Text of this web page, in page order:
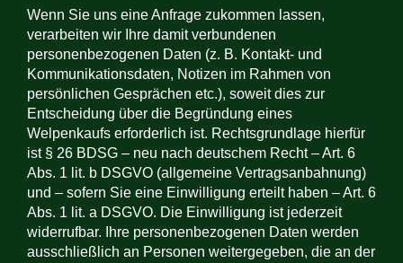
Wenn Sie uns eine Anfrage zukommen lassen,
verarbeiten wir Ihre damit verbundenen
personenbezogenen Daten (z. B. Kontakt- und
Kommunikationsdaten, Notizen im Rahmen von
persönlichen Gesprächen etc.), soweit dies zur
Entscheidung über die Begründung eines
Welpenkaufs erforderlich ist. Rechtsgrundlage hierfür
ist § 26 BDSG – neu nach deutschem Recht – Art. 6
Abs. 1 lit. b DSGVO (allgemeine Vertragsanbahnung)
und – sofern Sie eine Einwilligung erteilt haben – Art. 6
Abs. 1 lit. a DSGVO. Die Einwilligung ist jederzeit
widerrufbar. Ihre personenbezogenen Daten werden
ausschließlich an Personen weitergegeben, die an der